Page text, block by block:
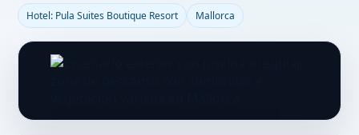
Hotel: Pula Suites Boutique Resort Mallorca